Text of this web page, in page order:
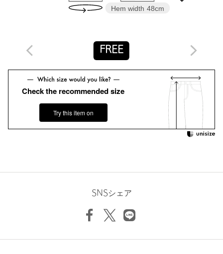
【注意事項】
※商品に「取り扱い上の注意書き」、「洗濯表示」がございます
場合は、使用前に必ずご確認ください。
※商品画像は、光の当たり具合やパソコンなどの閲覧環境によ
り、実際の色味と異なって見える場合がございます。あらかじめ
ご了承ください。
※商品の色味の目安は、商品単体の画像をご参照ください。
商品詳細
対象商品
Hem width 48cm
FREE
Check the recommended size
Try this item on
SNSシェア